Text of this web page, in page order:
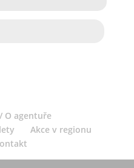
O agentuře
Akce v regionu